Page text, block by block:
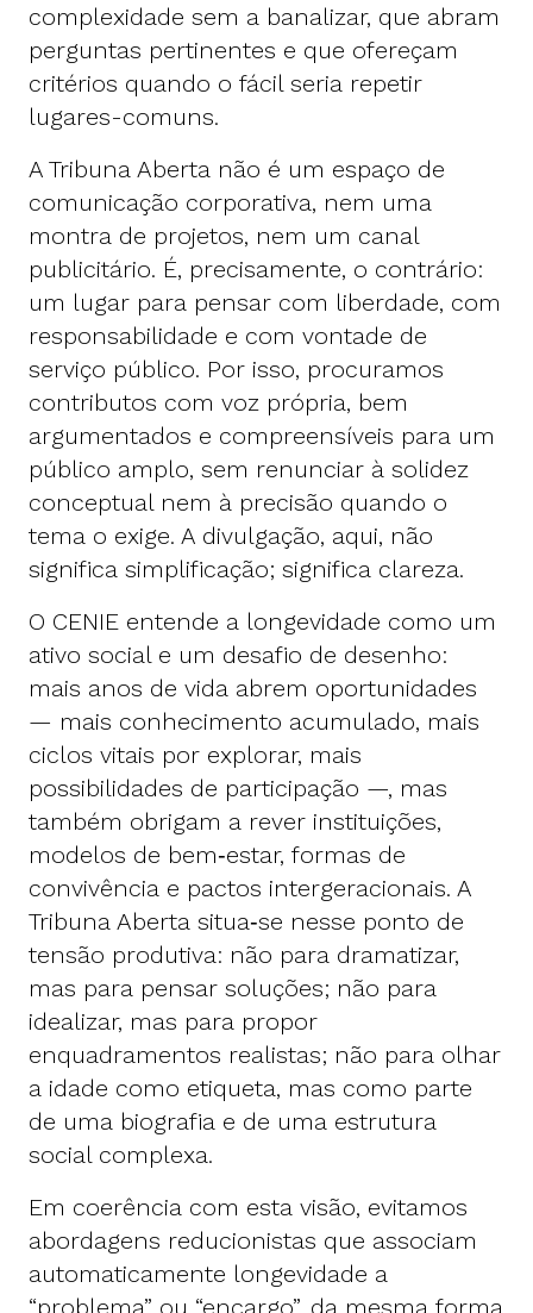
complexidade sem a banalizar, que abram
perguntas pertinentes e que ofereçam
critérios quando o fácil seria repetir
lugares-comuns.
A Tribuna Aberta não é um espaço de
comunicação corporativa, nem uma
montra de projetos, nem um canal
publicitário. É, precisamente, o contrário:
um lugar para pensar com liberdade, com
responsabilidade e com vontade de
serviço público. Por isso, procuramos
contributos com voz própria, bem
argumentados e compreensíveis para um
público amplo, sem renunciar à solidez
conceptual nem à precisão quando o
tema o exige. A divulgação, aqui, não
significa simplificação; significa clareza.
O CENIE entende a longevidade como um
ativo social e um desafio de desenho:
mais anos de vida abrem oportunidades
— mais conhecimento acumulado, mais
ciclos vitais por explorar, mais
possibilidades de participação —, mas
também obrigam a rever instituições,
modelos de bem‑estar, formas de
convivência e pactos intergeracionais. A
Tribuna Aberta situa‑se nesse ponto de
tensão produtiva: não para dramatizar,
mas para pensar soluções; não para
idealizar, mas para propor
enquadramentos realistas; não para olhar
a idade como etiqueta, mas como parte
de uma biografia e de uma estrutura
social complexa.
Em coerência com esta visão, evitamos
abordagens reducionistas que associam
automaticamente longevidade a
“problema” ou “encargo”, da mesma forma